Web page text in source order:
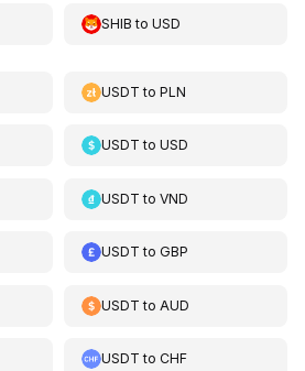
SHIB toUSD
USDT toPLN
USDT toUSD
USDT toVND
USDT toGBP
USDT to AUD
USDT toCHF